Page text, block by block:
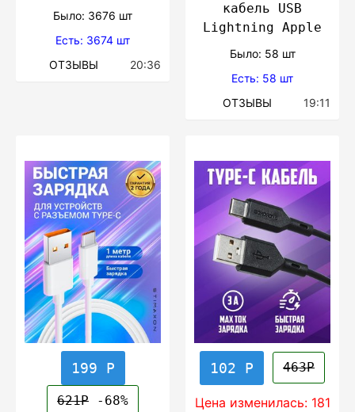
Было: 3676 шт
Есть: 3674 шт
ОТЗЫВЫ
20:36
кабель USB
Lightning Apple
Было: 58 шт
Есть: 58 шт
ОТЗЫВЫ
19:11
199 Р
621Р -68%
102 Р 463Р
Цена изменилась: 181